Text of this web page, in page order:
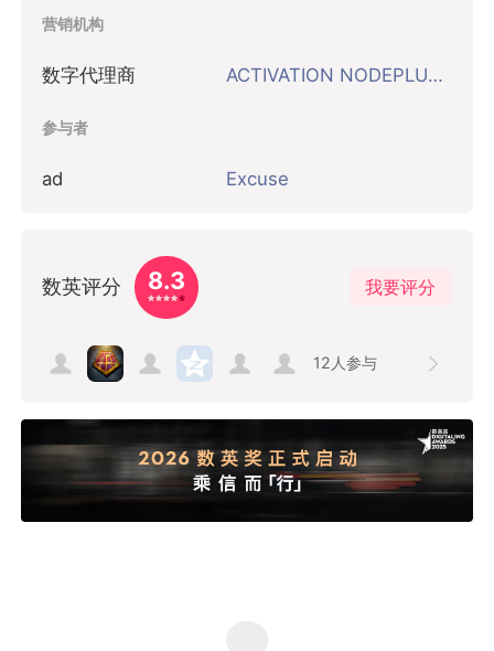
营销机构
数字代理商 ACTIVATION NODEPLUS 范思广告 上海
参与者
ad Excuse
数英评分 8.3 我要评分
12 人参与